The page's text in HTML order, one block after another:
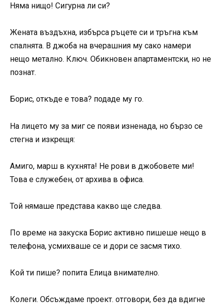
Няма нищо! Сигурна ли си?
Жената въздъхна, избърса ръцете си и тръгна към
спалнята. В джоба на вчерашния му сако намери
нещо метално. Ключ. Обикновен апартаментски, но не
познат.
Борис, откъде е това? подаде му го.
На лицето му за миг се появи изненада, но бързо се
стегна и изкрещя:
Амиго, марш в кухнята! Не рови в джобовете ми!
Това е служебен, от архива в офиса.
Той нямаше представа какво ще следва.
По време на закуска Борис активно пишеше нещо в
телефона, усмихваше се и дори се засмя тихо.
Кой ти пише? попита Елица внимателно.
Колеги. Обсъждаме проект. отговори, без да вдигне